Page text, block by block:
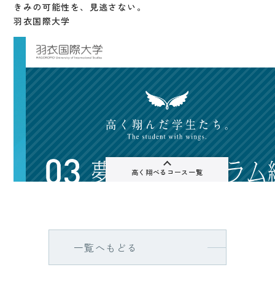
きみの可能性を、見逃さない。
羽衣国際大学
一覧へもどる